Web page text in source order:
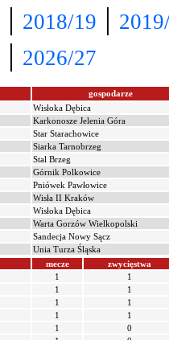
| 2018/19 |
| 2026/27
gospodarze
Wisłoka Dębica
Karkonosze Jelenia Góra
Star Starachowice
Siarka Tarnobrzeg
Stal Brzeg
Górnik Polkowice
Pniówek Pawłowice
Wisła II Kraków
Wisłoka Dębica
Warta Gorzów Wielkopolski
Sandecja Nowy Sącz
Unia Turza Śląska
mecze
zwycięstwa
1
1
1
1
1
1
1
1
1
0